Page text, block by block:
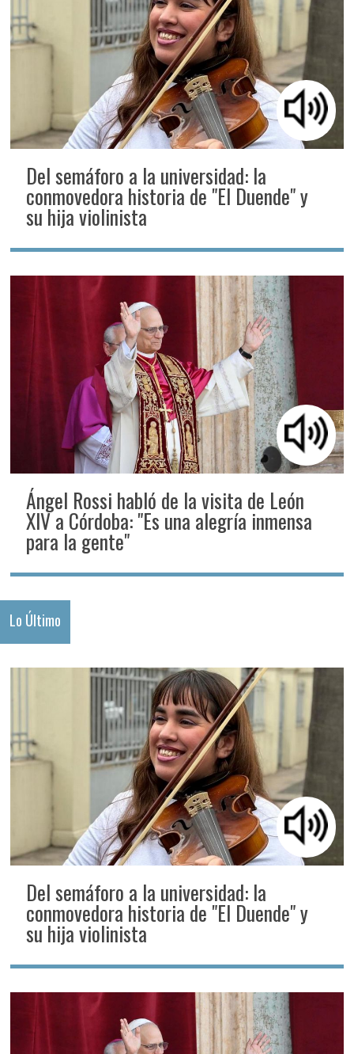
Del semáforo a la universidad: la
conmovedora historia de "El Duende" y
su hija violinista
Ángel Rossi habló de la visita de León
XIV a Córdoba: "Es una alegría inmensa
para la gente"
Lo Último
Del semáforo a la universidad: la
conmovedora historia de "El Duende" y
su hija violinista